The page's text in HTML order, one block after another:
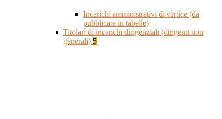
Incarichi amministrativi di vertice (da
pubblicare in tabelle)
Titolari di incarichi dirigenziali (dirigenti non
generali) 5